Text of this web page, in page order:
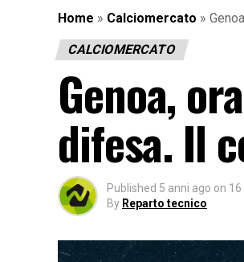
Home » Calciomercato »
CALCIOMERCATO
Genoa,
difesa. Il
Published 5 anni ago on 16
By Reparto tecnico